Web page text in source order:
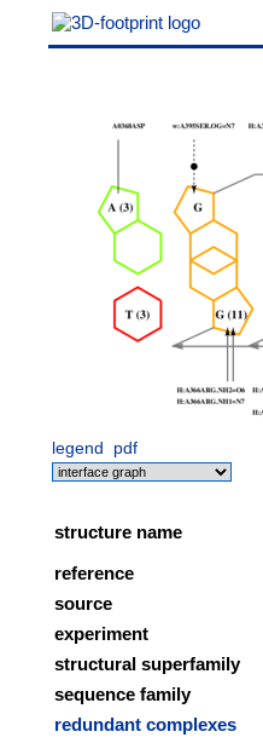
legend pdf
structure name
reference
source
experiment
structural superfamily
sequence family
redundant complexes